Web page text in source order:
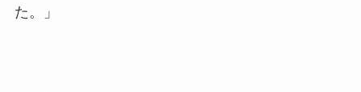
た。」